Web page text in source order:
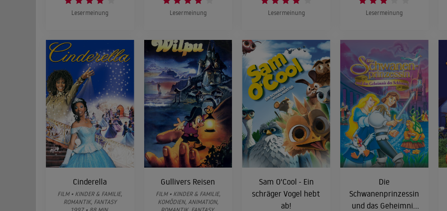
Lesermeinung Lesermeinung Lesermeinung Lesermeinung
Cinderella
FILM • KINDER & FAMILIE,
ROMANTIK, FANTASY
Gullivers Reisen
FILM • KINDER & FAMILIE,
KOMÖDIEN, ANIMATION,
Sam O'Cool - Ein
schräger Vogel hebt
ab!
Die
Schwanenprinzessin
und das Geheimnis